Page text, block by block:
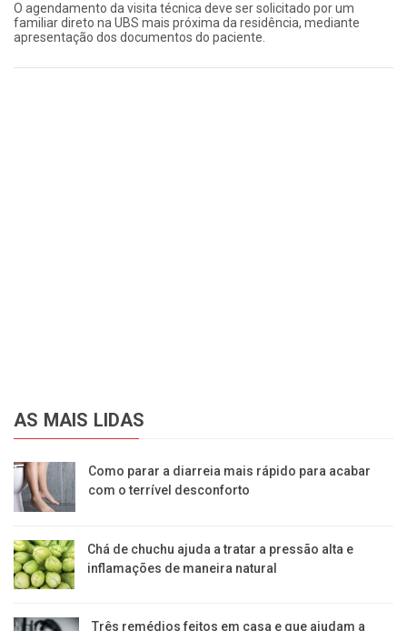
O agendamento da visita técnica deve ser solicitado por um
familiar direto na UBS mais próxima da residência, mediante
apresentação dos documentos do paciente.
AS MAIS LIDAS
Como parar a diarreia mais rápido para acabar
com o terrível desconforto
Chá de chuchu ajuda a tratar a pressão alta e
inflamações de maneira natural
Três remédios feitos em casa e que ajudam a